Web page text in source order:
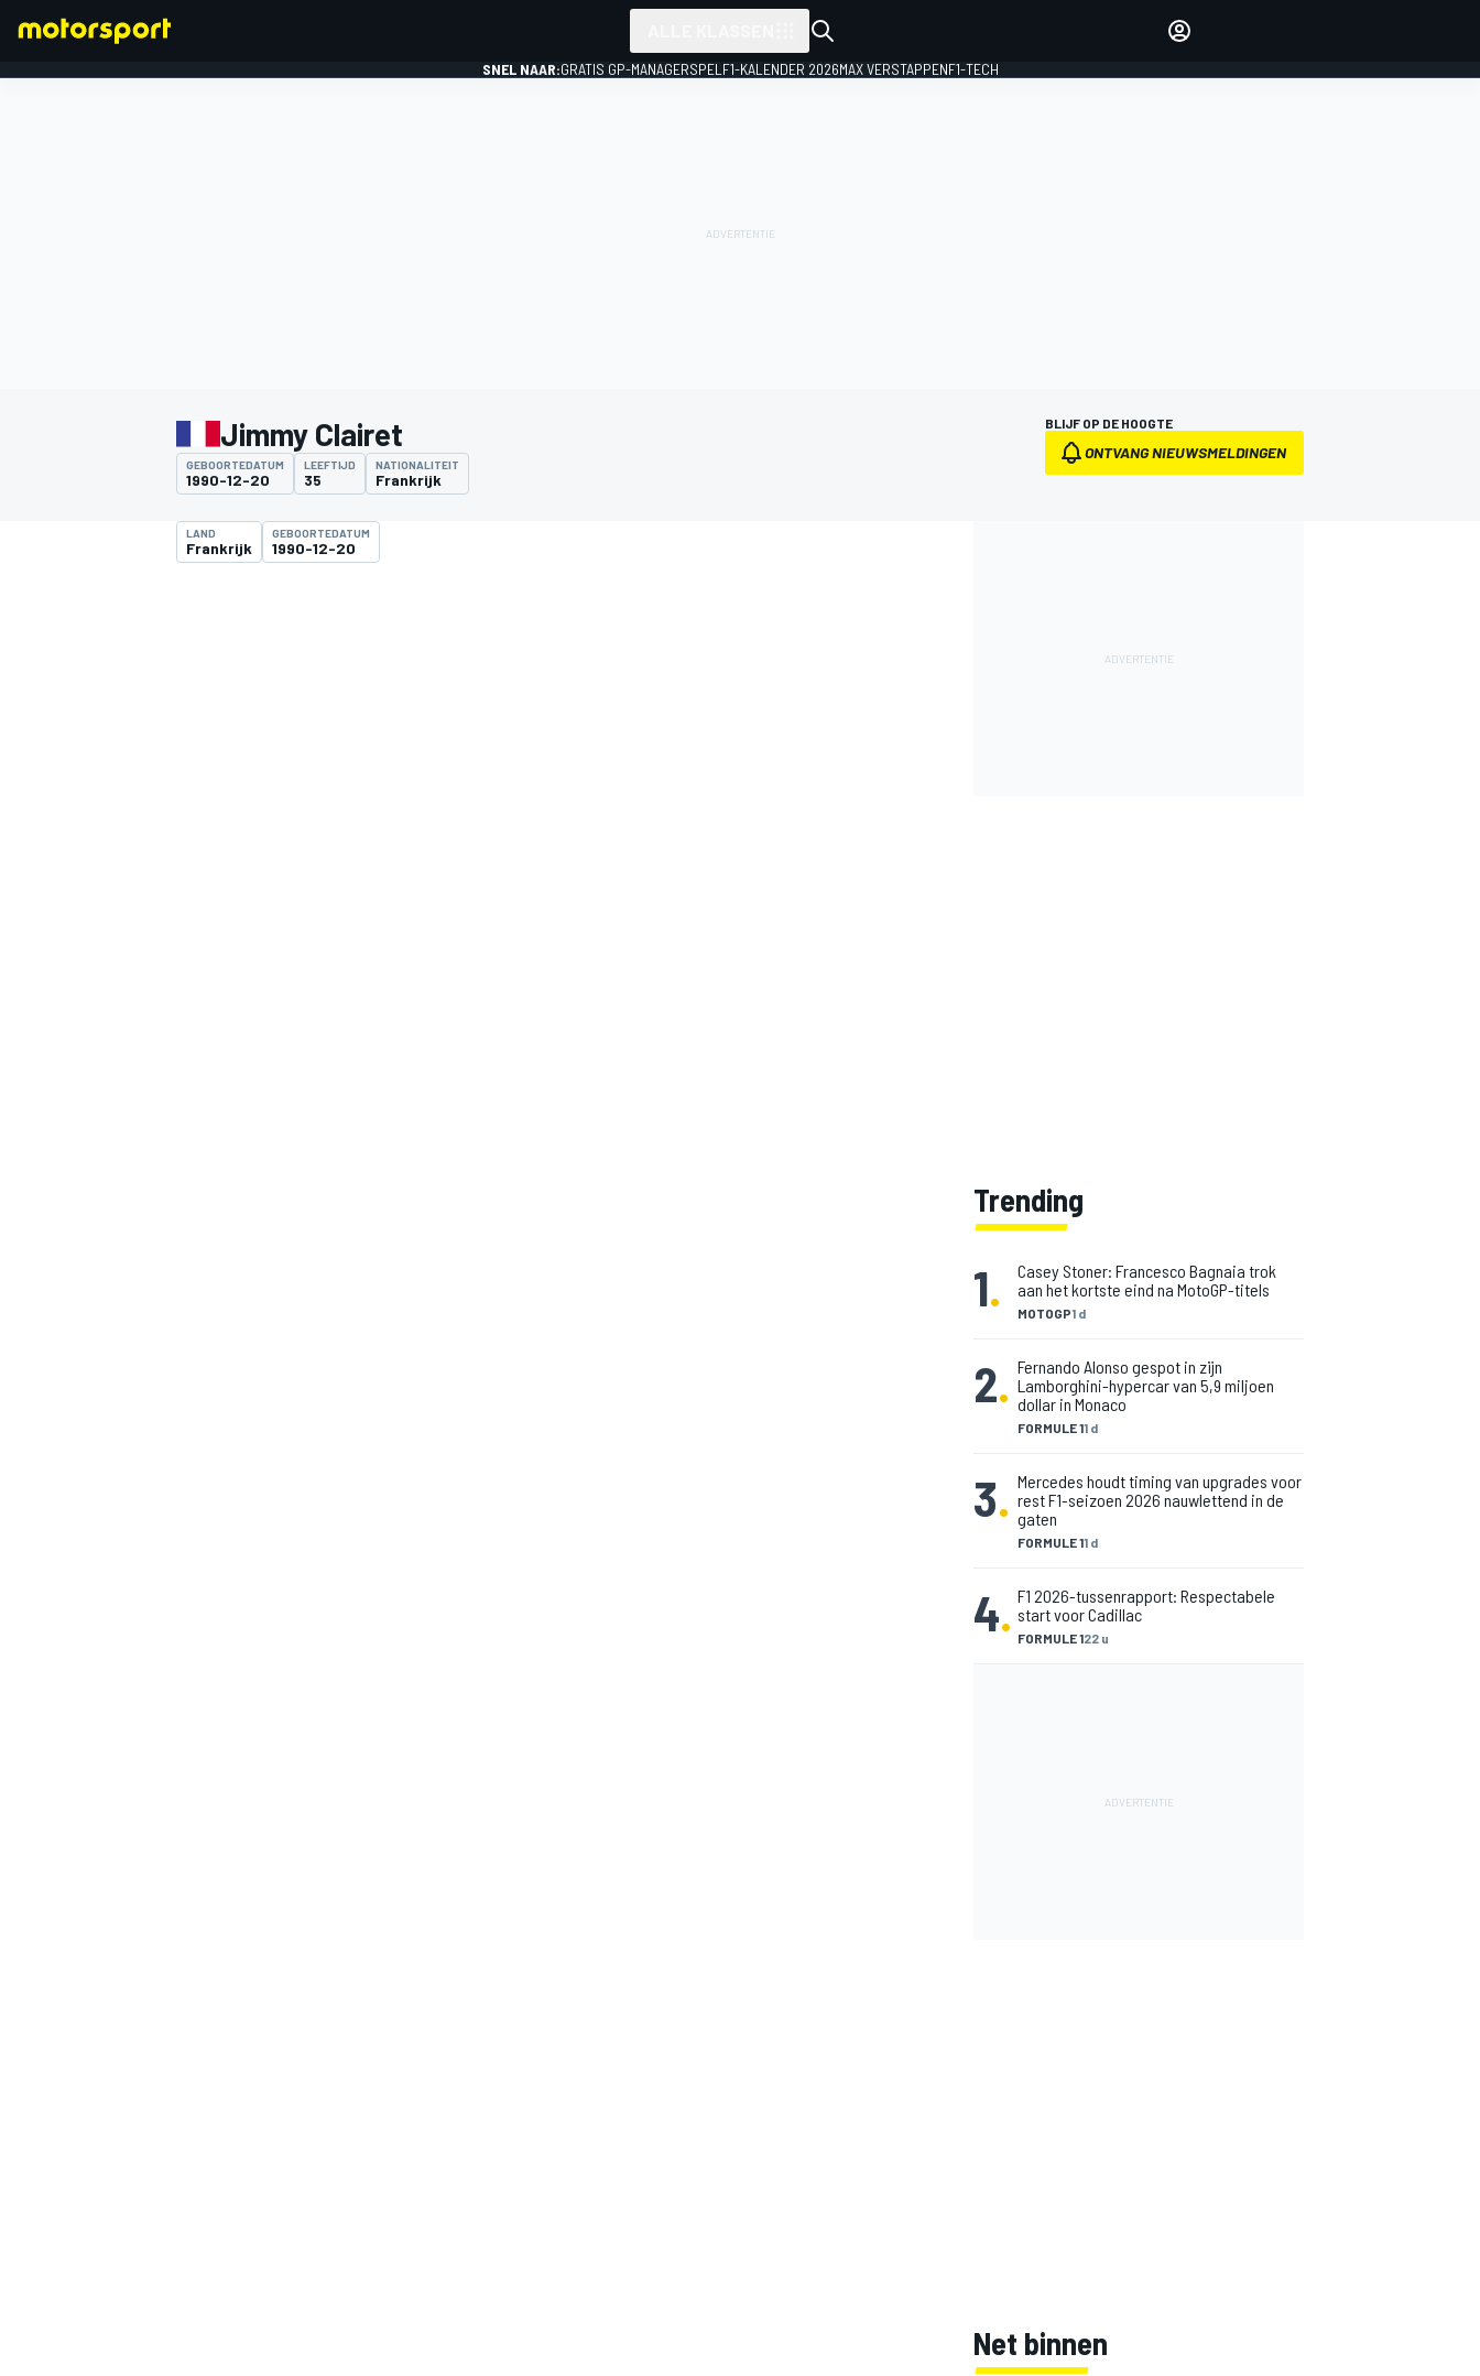
SNEL NAAR:GRATIS GP-MANAGERSPEL F1-KALENDER 2026MAX VERSTAPPENF1-TECH
Jimmy Clairet
GEBOORTEDATUM
1990-12-20
LEEFTIJD
35
NATIONALITEIT
Frankrijk
BLIJF OP DE HOOGTE
ONTVANG NIEUWSMELDINGEN
LAND
Frankrijk
GEBOORTEDATUM
1990-12-20
Trending
1. MOTOGP1 d
Casey Stoner: Francesco Bagnaia trok
aan het kortste eind na MotoGP-titels
2.
FORMULE 11 d
Fernando Alonso gespot in zijn
Lamborghini-hypercar van 5,9 miljoen
dollar in Monaco
3.
FORMULE 11 d
Mercedes houdt timing van upgrades voor
rest F1-seizoen 2026 nauwlettend in de
gaten
4. FORMULE 122 u
F1 2026-tussenrapport: Respectabele
start voor Cadillac
Net binnen